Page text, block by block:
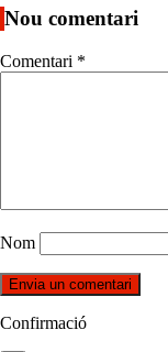
Nou comentari
Comentari *
Nom
Confirmació